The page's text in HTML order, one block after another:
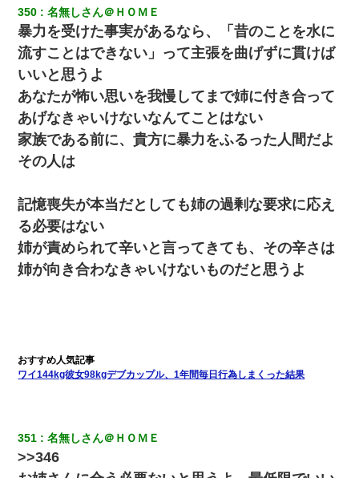
350 名無しさん＠ＨＯＭＥ
暴力を受けた事実があるなら、「昔のことを水に
流すことはできない」って主張を曲げずに貫けば
いいと思うよ
あなたが怖い思いを我慢してまで姉に付き合って
あげなきゃいけないなんてことはない
家族である前に、貴方に暴力をふるった人間だよ
その人は
記憶喪失が本当だとしても姉の過剰な要求に応え
る必要はない
姉が責められて辛いと言ってきても、その辛さは
姉が向き合わなきゃいけないものだと思うよ
ワイ144kg彼女98kgデブカップル、1年間毎日行為しまくった結果
351 名無しさん＠ＨＯＭＥ
>>346